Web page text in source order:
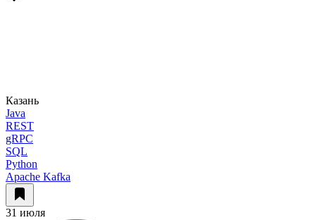
Казань
Java
REST
gRPC
SQL
Python
Apache Kafka
31 июля